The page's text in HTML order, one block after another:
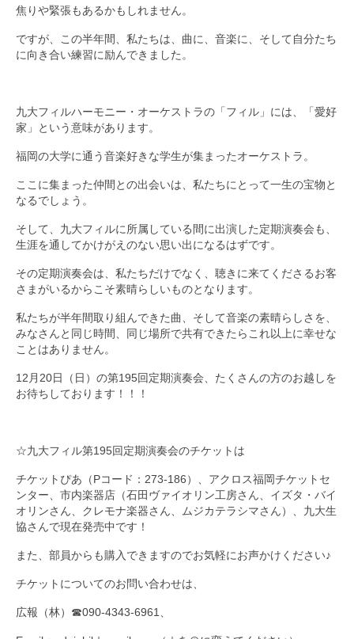
焦りや緊張もあるかもしれません。
ですが、この半年間、私たちは、曲に、音楽に、そして自分たち
に向き合い練習に励んできました。
九大フィルハーモニー・オーケストラの「フィル」には、「愛好
家」という意味があります。
福岡の大学に通う音楽好きな学生が集まったオーケストラ。
ここに集まった仲間との出会いは、私たちにとって一生の宝物と
なるでしょう。
そして、九大フィルに所属している間に出演した定期演奏会も、
生涯を通してかけがえのない思い出になるはずです。
その定期演奏会は、私たちだけでなく、聴きに来てくださるお客
さまがいるからこそ素晴らしいものとなります。
私たちが半年間取り組んできた曲、そして音楽の素晴らしさを、
みなさんと同じ時間、同じ場所で共有できたらこれ以上に幸せな
ことはありません。
12月20日（日）の第195回定期演奏会、たくさんの方のお越しを
お待ちしております！！！
☆九大フィル第195回定期演奏会のチケットは
チケットぴあ（Pコード：273-186）、アクロス福岡チケットセ
ンター、市内楽器店（石田ヴァイオリン工房さん、イズタ・バイ
オリンさん、クレモナ楽器さん、ムジカテラシマさん）、九大生
協さんで現在発売中です！
また、部員からも購入できますのでお気軽にお声かけください♪
チケットについてのお問い合わせは、
広報（林）☎090-4343-6961、